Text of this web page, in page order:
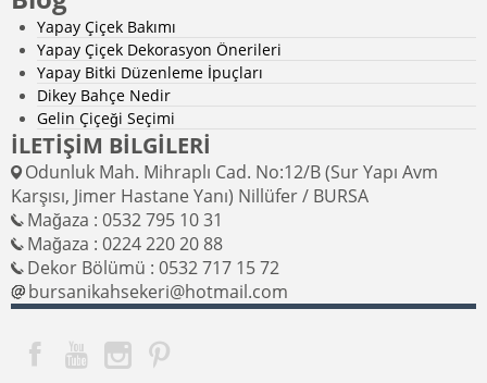
bir çözüm sunar.
Yapay Peyzaj Ürünleri Nerelerde Kullanılır?
Yapay peyzaj ürünleri, kullanım alanları açısından
oldukça çeşitlidir. Hem iç mekanlarda hem de dış
mekanlarda tercih edilir. İşte bazı kullanım alanları:
Bahçe ve Teraslar:Çim halılar, yapay çalılar ve
sarmaşıklar bahçelerde doğal bir hava yaratır.
Ofis ve İş Yerleri:Kurumsal mekanlarda huzurlu bir
atmosfer oluşturmak için sıklıkla tercih edilir.
Etkinlik ve Organizasyonlar:Düğün, nişan ya da
kullanılır.
Yapay Çiçek Bakımı
Yapay Çiçek Dekorasyon Önerileri
Yapay Bitki Düzenleme İpuçları
Dikey Bahçe Nedir
Gelin Çiçeği Seçimi
İLETİŞİM BİLGİLERİ
Odunluk Mah. Mihraplı Cad. No:12/B (Sur Yapı Avm
Karşısı, Jimer Hastane Yanı) Nillüfer / BURSA
Mağaza : 0532 795 10 31
Mağaza : 0224 220 20 88
Dekor Bölümü : 0532 717 15 72
bursanikahsekeri@hotmail.com